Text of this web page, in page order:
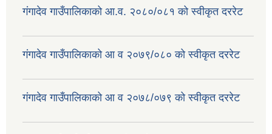
गंगादेव गाउँपालिकाको आ.व. २०८०/०८१ को स्वीकृत दररेट
गंगादेव गाउँपालिकाको आ व २०७९/०८० को स्वीकृत दररेट
गंगादेव गाउँपालिकाको आ व २०७८/०७९ को स्वीकृत दररेट